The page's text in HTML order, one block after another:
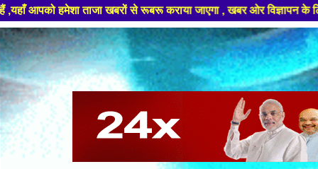
कराया जाएगा , खबर ओर विज्ञापन के लिए संपर्क करे +91 97826